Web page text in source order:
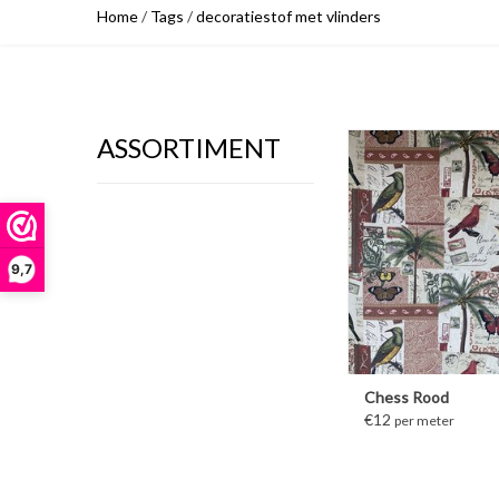
9,7
Home/ Tags /decoratiestof met vlinders
ASSORTIMENT
MEER
Chess Rood
€12 per meter